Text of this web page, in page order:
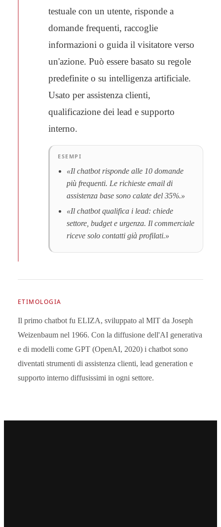
testuale con un utente, risponde a
domande frequenti, raccoglie
informazioni o guida il visitatore verso
un'azione. Può essere basato su regole
predefinite o su intelligenza artificiale.
Usato per assistenza clienti,
qualificazione dei lead e supporto
interno.
ESEMPI
«Il chatbot risponde alle 10 domande
più frequenti. Le richieste email di
assistenza base sono calate del 35%.»
«Il chatbot qualifica i lead: chiede
settore, budget e urgenza. Il commerciale
riceve solo contatti già profilati.»
ETIMOLOGIA
Il primo chatbot fu ELIZA, sviluppato al MIT da Joseph
Weizenbaum nel 1966. Con la diffusione dell'AI generativa
e di modelli come GPT (OpenAI, 2020) i chatbot sono
diventati strumenti di assistenza clienti, lead generation e
supporto interno diffusissimi in ogni settore.